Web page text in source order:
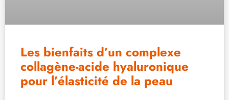
Les bienfaits d’un complexe
collagène-acide hyaluronique
pour l’élasticité de la peau